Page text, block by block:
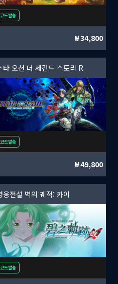
코드발송
34,800
타 오션 더 세컨드 스토리 R
코드발송
49,800
웅전설 벽의 궤적: 카이
코드발송